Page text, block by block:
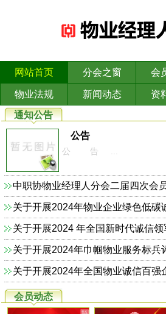
网站首页 分会之窗 会
物业法规 新闻动态 资
通知公告
公告
公 告 ...
关于开展2024年物业企业绿色低碳
关于开展2024 年全国新时代诚信
关于开展2024年巾帼物业服务标兵
会员动态